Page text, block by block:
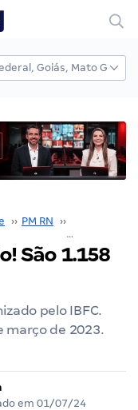
›› PM RN ››
São 1.158
pelo IBFC.
março de 2023.
em 01/07/24